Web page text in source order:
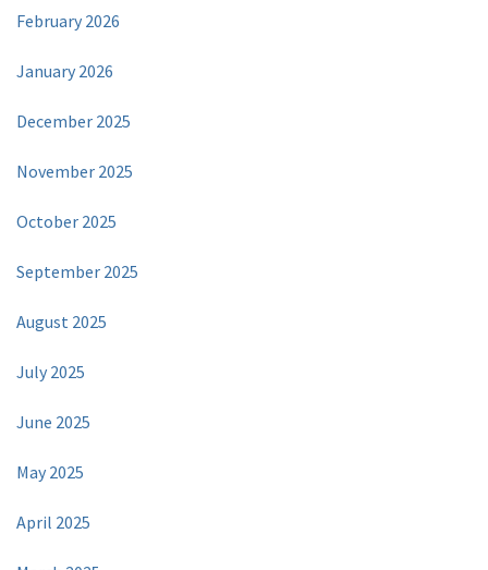
February 2026
January 2026
December 2025
November 2025
October 2025
September 2025
August 2025
July 2025
June 2025
May 2025
April 2025